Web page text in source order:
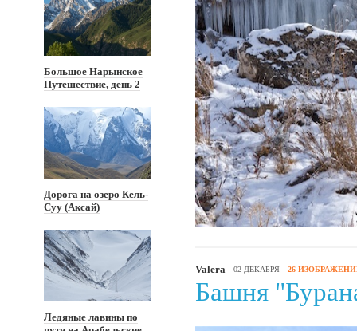
Большое Нарынское
Путешествие, день 2
Дорога на озеро Кель-
Суу (Аксай)
Ледяные лавины по
Valera 02 ДЕКАБРЯ 26
Башня